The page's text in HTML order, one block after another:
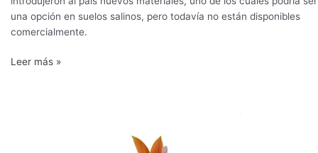
una opción en suelos salinos, pero todavía no están disponibles
comercialmente.
Leer más »